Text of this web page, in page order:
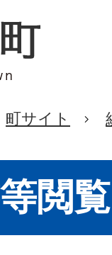
町サイト
閲覧